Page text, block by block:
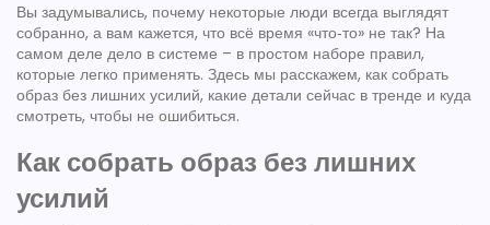
Вы задумывались, почему некоторые люди всегда выглядят
собранно, а вам кажется, что всё время «что‑то» не так? На
самом деле дело в системе – в простом наборе правил,
которые легко применять. Здесь мы расскажем, как собрать
образ без лишних усилий, какие детали сейчас в тренде и куда
смотреть, чтобы не ошибиться.
Как собрать образ без лишних
усилий